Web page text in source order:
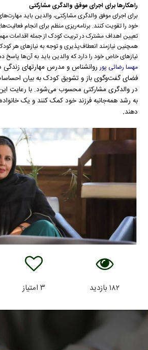
راهکارها برای اجرای موفق والدگری مشارکتی
برای اجرای موفق والدگری مشارکتی، والدین باید
خود را تقویت کنند. برنامه‌ریزی منظم برای انجام
تعیین اهداف مشترک در تربیت کودک از جمله اقدامات
همچنین نیازمند انعطاف‌پذیری و توجه به نیازهای هر
نیازهای خاص خود را دارد که والدین باید به آن‌ها پاسخ
مهسا رضائی پورروانشناس و مدرس مهارتهای زندگی
فضای گفت‌وگوی باز و تشویق کودک به بیان
در والدگری مشارکتی محسوب می‌شود. با رعایت این
به رشد همه‌جانبه فرزند خود کمک کنند و یک
دهند.
۱۸۲بازدید ۳امتیاز